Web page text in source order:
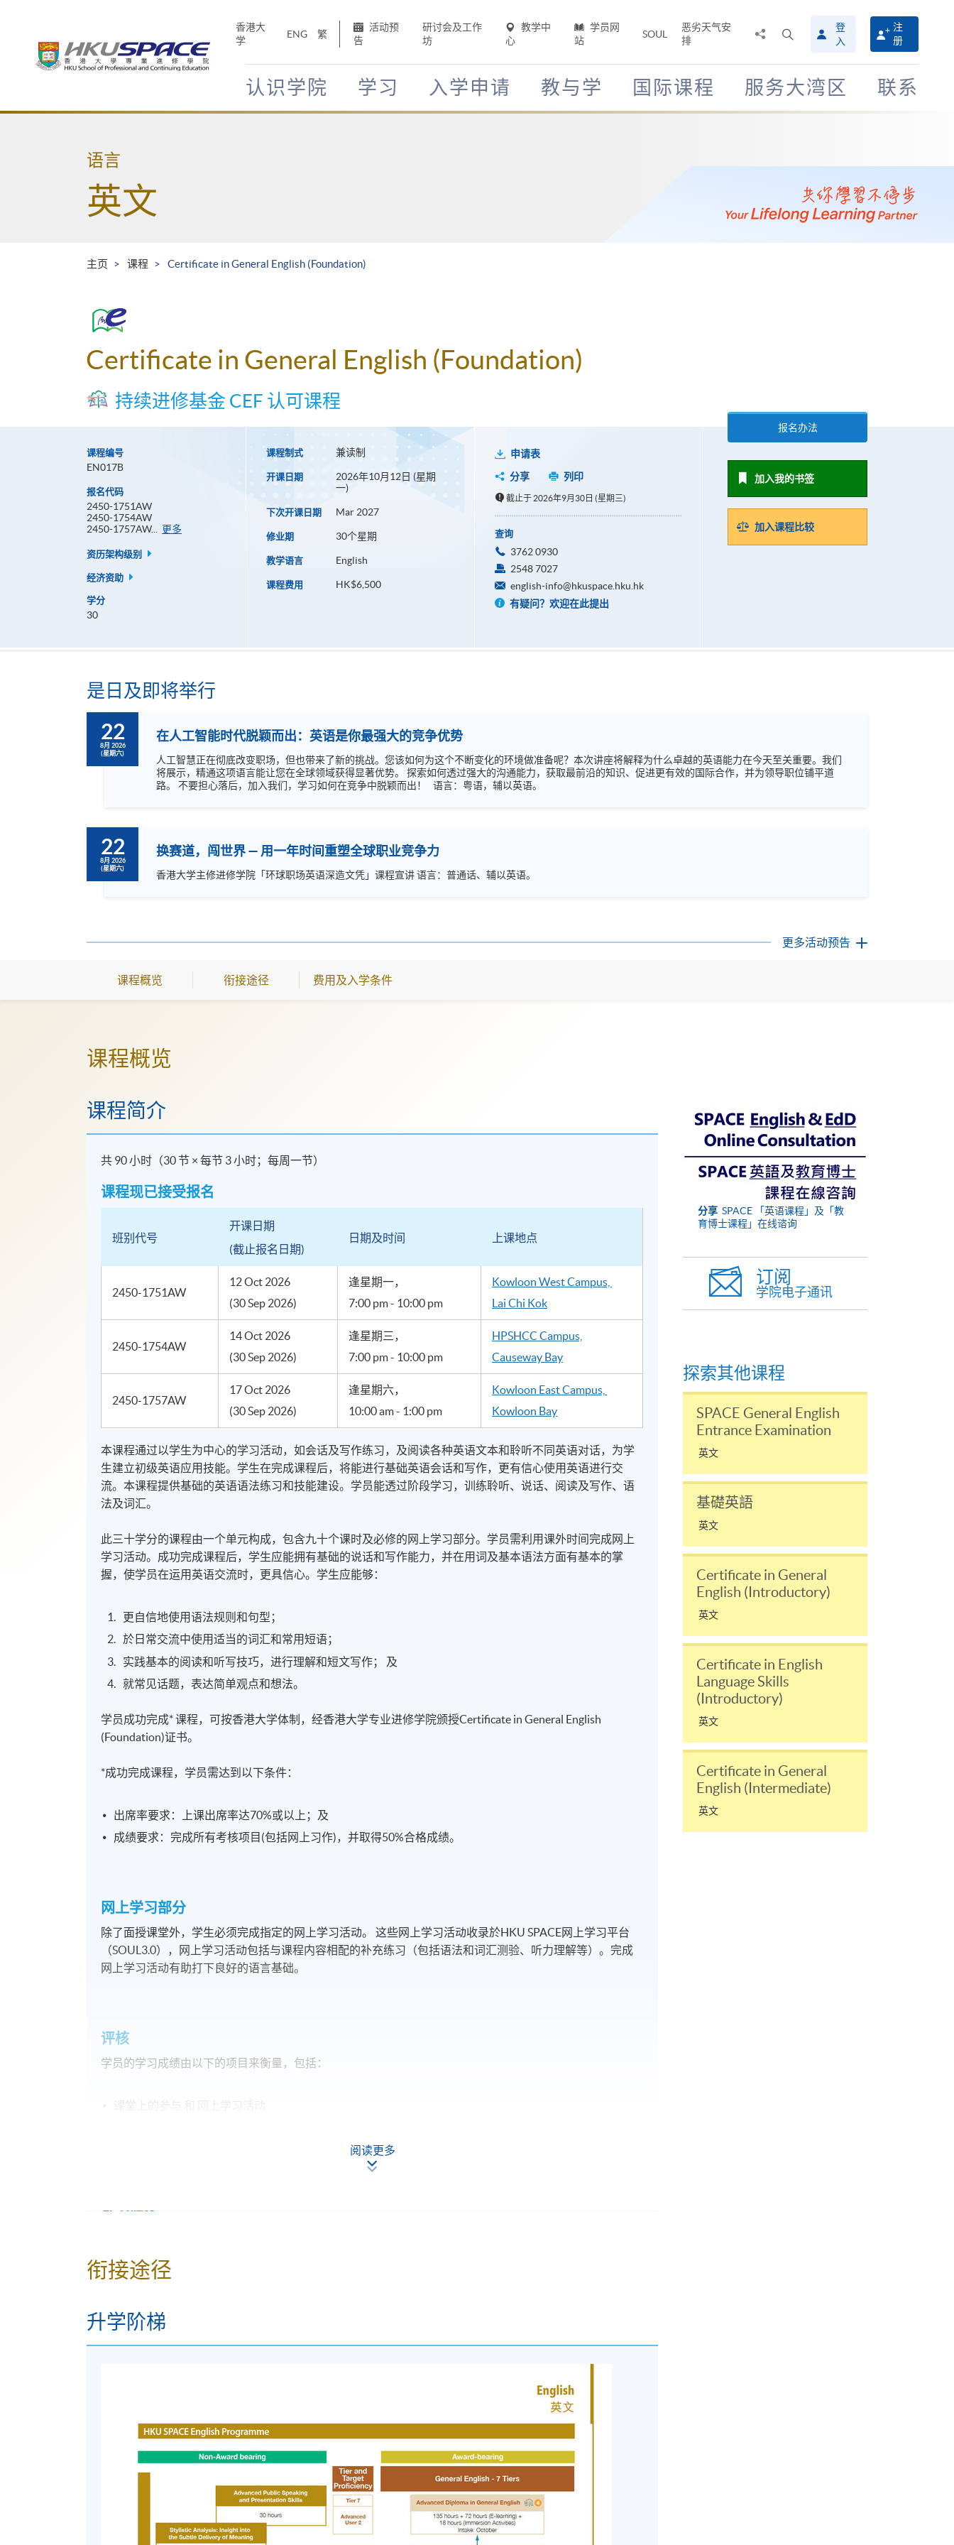
香港大
学
ENG 繁
活动预
告
研讨会及工作
坊
教学中
心
学员网
站
SOUL
恶劣天气安
排
搜
寻
介
面
登
入
注
册
认识学院 学习 入学申请 教与学 国际课程 服务大湾区 联系
Main
语言
英文
主页 课程 Certificate in General English (Foundation)
Certificate in General English (Foundation)
持续进修基金 CEF 认可课程
课程编号
EN017B
报名代码
2450-1751AW
2450-1754AW
2450-1757AW... 更多
资历架构级别
经济资助
学分
30
课程制式 兼读制
开课日期
2026年10月12日 (星期
一)
下次开课日期 Mar 2027
修业期 30个星期
教学语言 English
课程费用 HK$6,500
申请表
分享
列印
截止于 2026年9月30日 (星期三)
查询
3762 0930
2548 7027
english-info@hkuspace.hku.hk
有疑问？欢迎在此提出
报名办法
加入我的书签
加入课程比较
是日及即将举行
22
8月 2026
(星期六)
在人工智能时代脱颖而出：英语是你最强大的竞争优势
人工智慧正在彻底改变职场，但也带来了新的挑战。您该如何为这个不断变化的环境做准备呢？本次讲座将解释为什么卓越的英语能力在今天至关重要。我们
将展示，精通这项语言能让您在全球领域获得显著优势。 探索如何透过强大的沟通能力，获取最前沿的知识、促进更有效的国际合作，并为领导职位铺平道
22
8月 2026
(星期六)
换赛道，闯世界 — 用一年时间重塑全球职业竞争力
香港大学主修进修学院「环球职场英语深造文凭」课程宣讲 语言：普通话、辅以英语。
更多活动预告
课程概览 衔接途径 费用及入学条件
课程概览
课程简介
共 90 小时（30 节 × 每节 3 小时；每周一节）
课程现已接受报名
班别代号
开课日期
(截止报名日期)
日期及时间 上课地点
2450-1751AW
12 Oct 2026
(30 Sep 2026)
逢星期一，
7:00 pm - 10:00 pm
Kowloon West Campus,
Lai Chi Kok
2450-1754AW
14 Oct 2026
(30 Sep 2026)
逢星期三，
7:00 pm - 10:00 pm
HPSHCC Campus,
Causeway Bay
2450-1757AW
17 Oct 2026
(30 Sep 2026)
逢星期六，
10:00 am - 1:00 pm
Kowloon East Campus,
Kowloon Bay
本课程通过以学生为中心的学习活动，如会话及写作练习，及阅读各种英语文本和聆听不同英语对话，为学
生建立初级英语应用技能。学生在完成课程后，将能进行基础英语会话和写作，更有信心使用英语进行交
流。本课程提供基础的英语语法练习和技能建设。学员能透过阶段学习，训练聆听、说话、阅读及写作、语
法及词汇。
此三十学分的课程由一个单元构成，包含九十个课时及必修的网上学习部分。学员需利用课外时间完成网上
学习活动。​成功完成课程后，学生应能拥有基础的说话和写作能力，并在用词及基本语法方面有基本的掌
握，使学员在运用英语交流时，更具信心。学生应能够：
更自信地使用语法规则和句型；
於日常交流中使用适当的词汇和常用短语；
实践基本的阅读和听写技巧，进行理解和短文写作； 及
就常见话题，表达简单观点和想法。
学员成功完成* 课程，可按香港大学体制，经香港大学专业进修学院颁授Certificate in General English
(Foundation)证书。
*成功完成课程，学员需达到以下条件：
出席率要求：上课出席率达70%或以上；及
成绩要求：完成所有考核项目(包括网上习作)，并取得50%合格成绩。
网上学习部分
除了面授课堂外，学生必须完成指定的网上学习活动。 这些网上学习活动收录於HKU SPACE网上学习平台
（SOUL3.0），网上学习活动包括与课程内容相配的补充练习（包括语法和词汇测验、听力理解等）。完成
网上学习活动有助打下良好的语言基础。
评核
学员的学习成绩由以下的项目来衡量，包括：
证书颁发
*学生必须符合以下条件以通过本课程的评核
• 出席要求：完成总共 90 个面对面讲座小时的 70%; 和
• 绩效要求：完成所有评估部分并达到50%的合格率。
成功完成Certificate in General English (Foundation)
Certificate in General English
Certificate in English Language Skills (Introductory)
HKU SPACE通用英语课程由七层通用英语课程组成，每一层的难度逐渐增加：
Certificate in General English (Foundation)
「通用英语（基础）证书」
阅读更多
衔接途径
升学阶梯
分享 SPACE 「英语课程」及「教
育博士课程」在线谘询
订阅
学院电子通讯
探索其他课程
SPACE General English
Entrance Examination
英文
基礎英語
英文
Certificate in General
English (Introductory)
英文
Certificate in English
Language Skills
(Introductory)
英文
Certificate in General
English (Intermediate)
英文